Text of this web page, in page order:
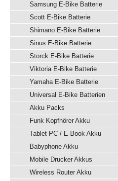
Samsung E-Bike Batterie
Scott E-Bike Batterie
Shimano E-Bike Batterie
Sinus E-Bike Batterie
Storck E-Bike Batterie
Viktoria E-Bike Batterie
Yamaha E-Bike Batterie
Universal E-Bike Batterien
Akku Packs
Funk Kopfhörer Akku
Tablet PC / E-Book Akku
Babyphone Akku
Mobile Drucker Akkus
Wireless Router Akku